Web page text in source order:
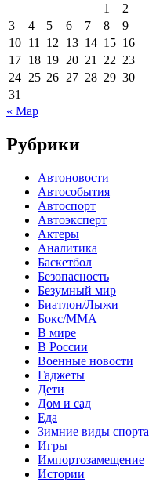
1
2
3
4 5 6 7 8
9
10 11 12 13 14 15 16
17 18 19 20 21 22 23
24 25 26 27 28 29 30
31
« Мар
Рубрики
Автоновости
Автособытия
Автоспорт
Автоэксперт
Актеры
Аналитика
Баскетбол
Безопасность
Безумный мир
Биатлон/Лыжи
Бокс/MMA
В мире
В России
Военные новости
Гаджеты
Дети
Дом и сад
Еда
Зимние виды спорта
Игры
Импортозамещение
Истории